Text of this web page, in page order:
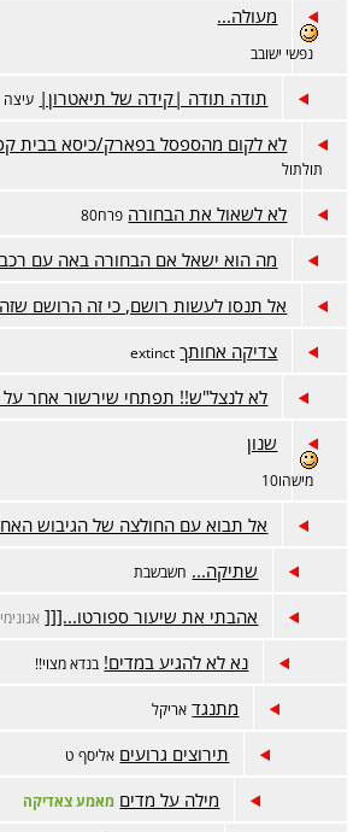
מעולה...
נפשי ישובב
תודה תודה |קידה של תיאטרון| עיצה
לא לקום מהספסל בפארק/כיסא בבית קפה
תולתול
לא לשאול את הבחורה פרח80
מה הוא ישאל אם הבחורה באה עם
אל תנסו לעשות רושם, כי זה הרושם
צדיקה אחותך extinct
לא לנצל"ש!! תפתחי שירשור אחר על
שנון
מישהו10
אל תבוא עם החולצה של הגיבוש
שתיקה... חשבשבת
אהבתי את שיעור ספורטו...[[[
נא לא להגיע במדים! בנדא מצוי!!
מתנגד אריקל
תירוצים גרועים אליסף ט
מילה על מדים מאמע צאדיקה